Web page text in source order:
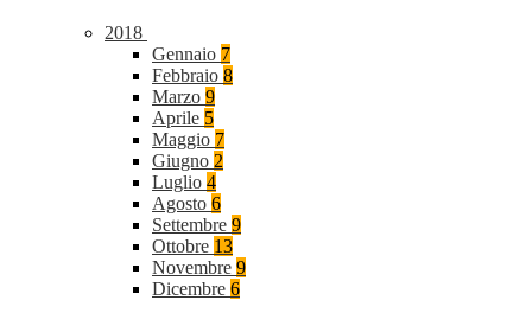
2018
Gennaio 7
Febbraio 8
Marzo 9
Aprile 5
Maggio 7
Giugno 2
Luglio 4
Agosto 6
Settembre 9
Ottobre 13
Novembre 9
Dicembre 6